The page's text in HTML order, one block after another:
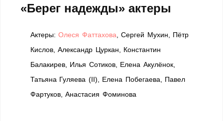
«Берег надежды» актеры
Актеры:Олеся Фаттахова , Сергей Мухин, Пётр
Кислов, Александр Цуркан, Константин
Балакирев, Илья Сотиков, Елена Акулёнок,
Татьяна Гуляева (II), Елена Побегаева, Павел
Фартуков, Анастасия Фоминова